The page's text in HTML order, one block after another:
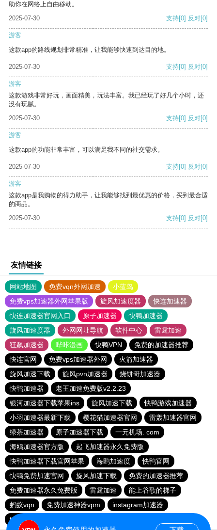
助你在网络上自由移动。
2025-07-30
支持[0] 反对[0]
游客
这款app的路线规划非常精准，让我能够快速到达目的地。
2025-07-30 支持[0] 反对[0]
游客
这款游戏非常好玩，画面精美，玩法丰富。我已经玩了好几个小时，还
没有玩腻。
2025-07-30
支持[0] 反对[0]
游客
这款app的功能非常丰富，可以满足我不同的社交需求。
2025-07-30 支持[0] 反对[0]
游客
这款app是我购物的得力助手，让我能够找到最优惠的价格，买到最合适
的商品。
2025-07-30
支持[0] 反对[0]
友情链接
网站地图 免费vqn外网加速
小蓝鸟
免费vps加速器外网苹果版
旋风加速度器
快连加速器
快连加速器官网入口
原子加速器
快鸭加速器
旋风加速度器
外网网址导航 软件中心
雷霆加速
狂飙加速器
哔咔漫画 快鸭VPN
免费的加速器推荐
快连官网
免费vps加速器外网
火箭加速器
旋风加速下载
旋风pvn加速器
烧饼哥加速器
快鸭加速器
老王加速免费版v2.2.23
银河加速器下载苹果ins
旋风加速下载
快鸭游戏加速器
小羽加速器最新下载
樱花猫加速器官网
雷轰加速器官网
绿茶加速器
原子加速器下载
一元机场. com
海鸥加速器官方版
起飞加速器永久免费版
快鸭加速器下载官网苹果
海鸥加速度
快鸭官网
快鸭免费加速官网
旋风加速下载
免费的加速器推荐
免费加速器永久免费版
雷霆加速
能上谷歌的梯子
蚂蚁vqn
免费加速神器vpm
instagram加速器
fy66加速器